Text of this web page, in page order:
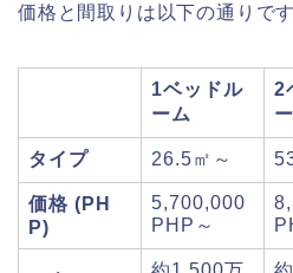
価格と間取りは以下の通りです
1ベッドル
ーム
2
タイプ 26.5㎡～
価格 (PH
P)
5,700,000
PHP～